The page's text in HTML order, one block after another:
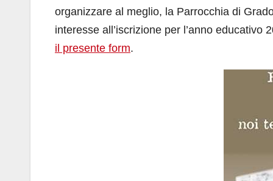
organizzare al meglio, la Parrocchia di
interesse all’iscrizione per l’anno
il presente form.